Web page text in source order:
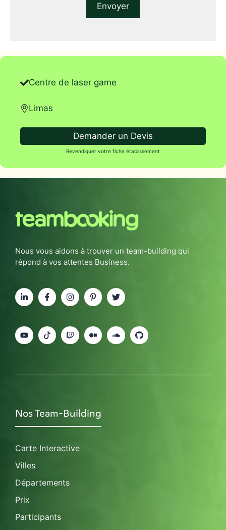
Centre de laser game
Limas
Demander un Devis
Revendiquer votre fiche établissement
Nous vous aidons à trouver un team-building qui
répond à vos attentes Business.
Nos Team-Building
Carte Interactive
Villes
Départements
Prix
Participants